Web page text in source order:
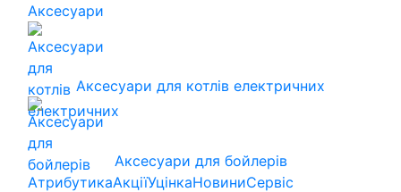
Аксесуари
Аксесуари для котлів електричних
Аксесуари для бойлерів
АтрибутикаАкціїУцінкаНовиниСервіс